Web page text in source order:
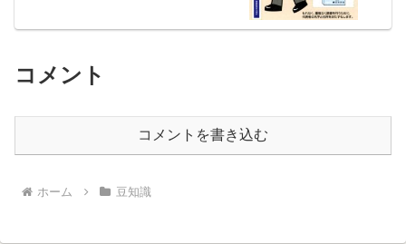
コメント
コメントを書き込む
ホーム 豆知識